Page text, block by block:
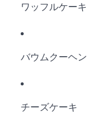
ワッフルケーキ
バウムクーヘン
チーズケーキ